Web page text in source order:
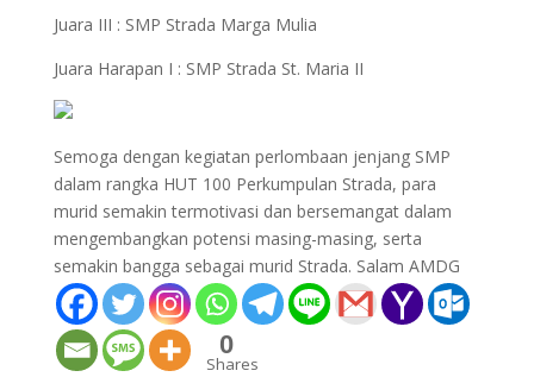
Juara III : SMP Strada Marga Mulia
Juara Harapan I : SMP Strada St. Maria II
Semoga dengan kegiatan perlombaan jenjang SMP
dalam rangka HUT 100 Perkumpulan Strada, para
murid semakin termotivasi dan bersemangat dalam
mengembangkan potensi masing-masing, serta
semakin bangga sebagai murid Strada. Salam AMDG
0
Shares